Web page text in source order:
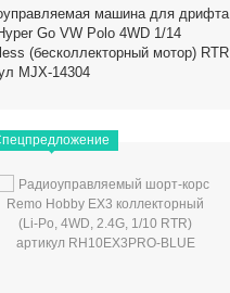
машина для дрифта
Go VW Polo 4WD 1/14
(бесколлекторный мотор) RTR
MJX-14304